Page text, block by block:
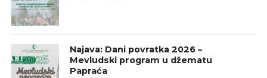
Najava: Dani povratka 2026 –
Mevludski program u džematu
Papraća